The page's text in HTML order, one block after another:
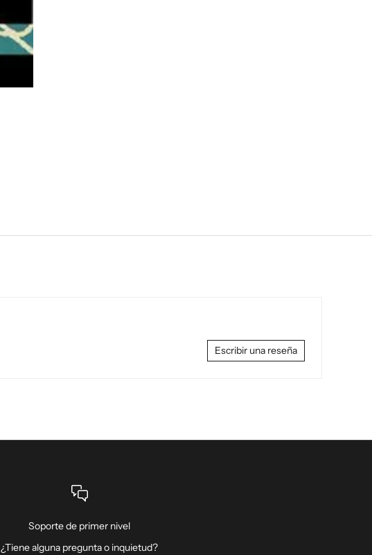
Escribir una reseña
Soporte de primer nivel
¿Tiene alguna pregunta o inquietud?